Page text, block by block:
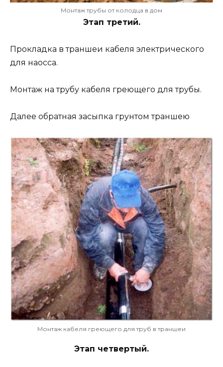
Монтаж трубы от колодца в дом
Этап третий.
Прокладка в траншеи кабеля электрического
для наосса.
Монтаж на трубу кабеля греющего для трубы.
Далее обратная засыпка грунтом траншею
Монтаж кабеля греющего для труб в траншеи
Этап четвертый.